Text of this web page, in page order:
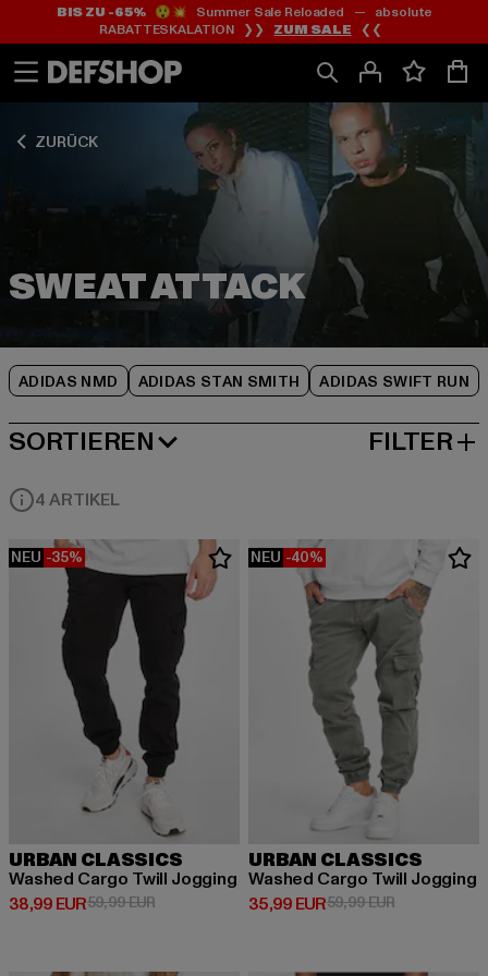
Zum
Inhalt
springen
Zum
Fußzeile
springen
BIS ZU -65%😲💥 Summer Sale Reloaded — absolute
RABATTESKALATION ❯❯ ZUM SALE ❮❮
ZURÜCK
ADIDAS NMD ADIDAS STAN SMITH ADIDAS SWIFT RUN
Zum
Produktraster
springen
SORTIEREN
BELIEBTESTE FILTER
4 ARTIKEL
NEU -35%
URBAN CLASSICS
Washed Cargo Twill Jogging
38,99 EUR
Derzeitiger Preis: 38,99 EUR
59,99 EURAktionspreis: 59,99 EUR
NEU -40%
URBAN CLASSICS
Washed Cargo Twill Jogging
35,99 EUR
Derzeitiger Preis: 35,99 EUR
59,99 EURAktionspreis: